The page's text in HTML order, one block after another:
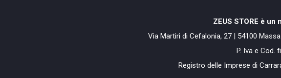
ZEUS STORE è
Via Martiri di Cefalonia, 27 | 54100
P. Iva e Cod.
Registro delle Imprese di